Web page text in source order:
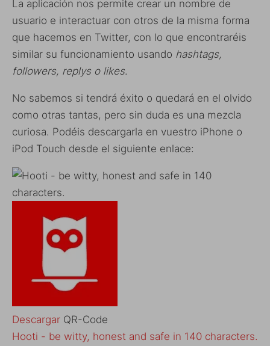
La aplicación nos permite crear un nombre de
usuario e interactuar con otros de la misma forma
que hacemos en Twitter, con lo que encontraréis
similar su funcionamiento usando hashtags,
followers, replys o likes.
No sabemos si tendrá éxito o quedará en el olvido
como otras tantas, pero sin duda es una mezcla
curiosa. Podéis descargarla en vuestro iPhone o
iPod Touch desde el siguiente enlace:
Descargar QR-Code
Hooti - be witty, honest and safe in 140 characters.